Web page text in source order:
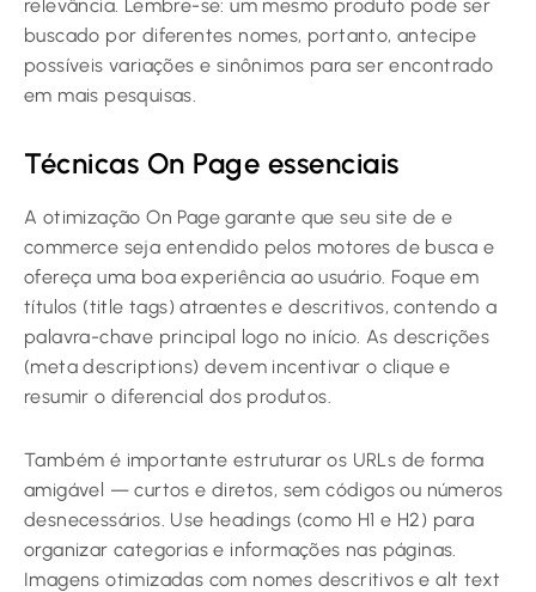
relevância. Lembre-se: um mesmo produto pode ser
buscado por diferentes nomes, portanto, antecipe
possíveis variações e sinônimos para ser encontrado
em mais pesquisas.
Técnicas On Page essenciais
A otimização On Page garante que seu site de e
commerce seja entendido pelos motores de busca e
ofereça uma boa experiência ao usuário. Foque em
títulos (title tags) atraentes e descritivos, contendo a
palavra-chave principal logo no início. As descrições
(meta descriptions) devem incentivar o clique e
resumir o diferencial dos produtos.
Também é importante estruturar os URLs de forma
amigável — curtos e diretos, sem códigos ou números
desnecessários. Use headings (como H1 e H2) para
organizar categorias e informações nas páginas.
Imagens otimizadas com nomes descritivos e alt text